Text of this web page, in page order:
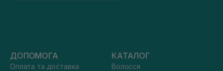
ДОПОМОГА
Оплата та доставка
КАТАЛОГ
Волосся